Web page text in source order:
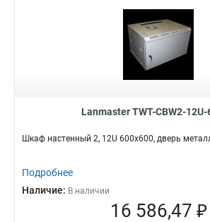
Lanmaster TWT-CBW2-
Шкаф настенный 2, 12U 600x600, дверь
Подробнее
Наличие: В наличии
16 586,47 ₽